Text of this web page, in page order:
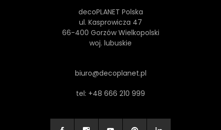
decoPLANET Polska
ul. Kasprowicza 47
66-400 Gorzów Wielkopolski
woj. lubuskie
biuro@decoplanet.pl
tel: +48 666 210 999